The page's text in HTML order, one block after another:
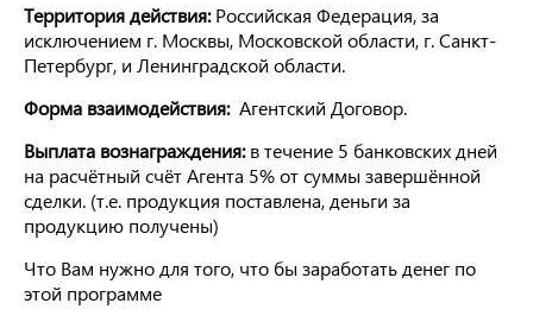
Территория действия:Российская Федерация, за
исключением г. Москвы, Московской области, г. Санкт-
Петербург, и Ленинградской области.
Форма взаимодействия: Агентский Договор.
Выплата вознаграждения:в течение 5 банковских дней
на расчётный счёт Агента 5% от суммы завершённой
сделки. (т.е. продукция поставлена, деньги за
продукцию получены)
Что Вам нужно для того, что бы заработать денег по
этой программе